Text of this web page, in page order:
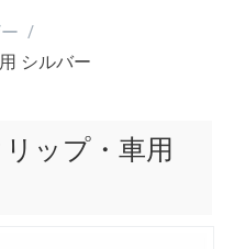
/
シルバー
ップ・車用